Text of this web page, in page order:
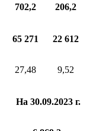
702,2 206,2
65 271 22 612
27,48 9,52
На 30.09.2023 г.